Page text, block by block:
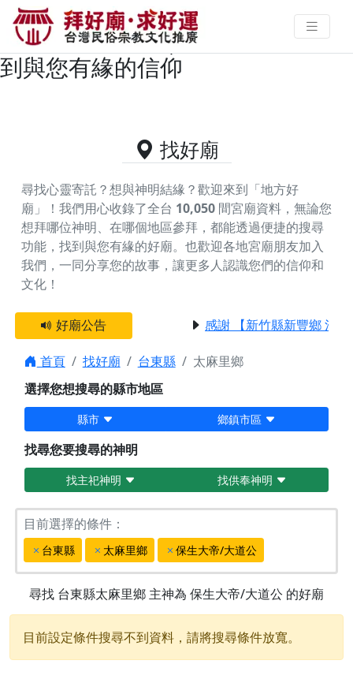
台東縣太麻里鄉主神為保生大帝/大
道公的好廟資料｜拜好廟求好運 找
到與您有緣的信仰
找好廟
尋找心靈寄託？想與神明結緣？歡迎來到「地方好
廟」！我們用心收錄了全台 10,050 間宮廟資料，無論您
想拜哪位神明、在哪個地區參拜，都能透過便捷的搜尋
功能，找到與您有緣的好廟。 也歡迎各地宮廟朋友加入
我們，一同分享您的故事，讓更多人認識您們的信仰和
文化！
好廟公告 感謝 【新竹縣新豐鄉 池
首頁 找好廟 台東縣
太麻里鄉
選擇您想搜尋的縣市地區
縣市 鄉鎮市區
找尋您要搜尋的神明
找主祀神明 找供奉神明
目前選擇的條件：
台東縣 太麻里鄉 保生大帝/大道公
尋找 台東縣太麻里鄉 主神為 保生大帝/大道公 的好廟
目前設定條件搜尋不到資料，請將搜尋條件放寬。